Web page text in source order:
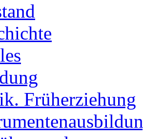
Früherziehung